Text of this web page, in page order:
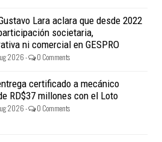
Lara aclara que desde 2022
societaria,
ni comercial en GESPRO
2026 - 0 Comments
certificado a mecánico
RD$37 millones con el Loto
2026 - 0 Comments